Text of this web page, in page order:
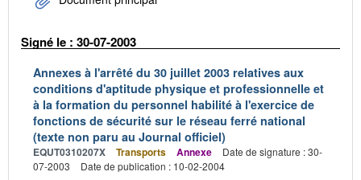
Signé le : 30-07-2003
Annexes à l'arrêté du 30 juillet 2003 relatives aux
conditions d'aptitude physique et professionnelle et
à la formation du personnel habilité à l'exercice de
fonctions de sécurité sur le réseau ferré national
(texte non paru au Journal officiel)
EQUT0310207X Transports Annexe
Date de signature : 30-
07-2003
Date de publication : 10-02-2004